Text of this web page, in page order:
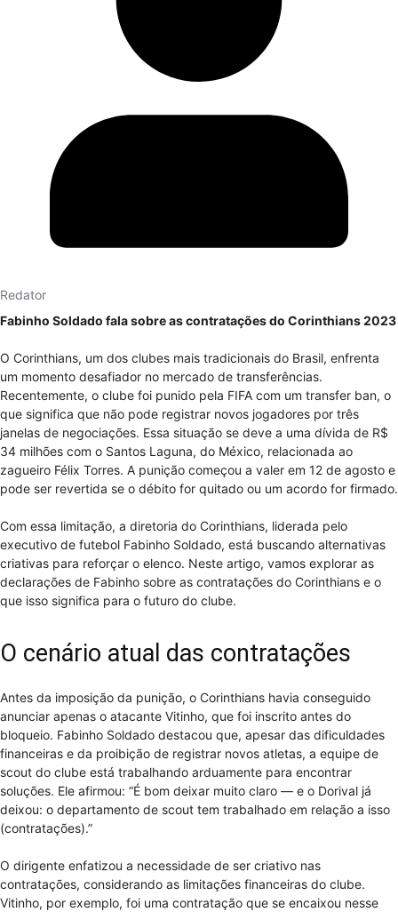
Redator
Fabinho Soldado fala sobre as contratações do Corinthians 2023
O Corinthians, um dos clubes mais tradicionais do Brasil, enfrenta
um momento desafiador no mercado de transferências.
Recentemente, o clube foi punido pela FIFA com um transfer ban, o
que significa que não pode registrar novos jogadores por três
janelas de negociações. Essa situação se deve a uma dívida de R$
34 milhões com o Santos Laguna, do México, relacionada ao
zagueiro Félix Torres. A punição começou a valer em 12 de agosto e
pode ser revertida se o débito for quitado ou um acordo for firmado.
Com essa limitação, a diretoria do Corinthians, liderada pelo
executivo de futebol Fabinho Soldado, está buscando alternativas
criativas para reforçar o elenco. Neste artigo, vamos explorar as
declarações de Fabinho sobre as contratações do Corinthians e o
que isso significa para o futuro do clube.
O cenário atual das contratações
Antes da imposição da punição, o Corinthians havia conseguido
anunciar apenas o atacante Vitinho, que foi inscrito antes do
bloqueio. Fabinho Soldado destacou que, apesar das dificuldades
financeiras e da proibição de registrar novos atletas, a equipe de
scout do clube está trabalhando arduamente para encontrar
soluções. Ele afirmou: “É bom deixar muito claro — e o Dorival já
deixou: o departamento de scout tem trabalhado em relação a isso
(contratações).”
O dirigente enfatizou a necessidade de ser criativo nas
contratações, considerando as limitações financeiras do clube.
Vitinho, por exemplo, foi uma contratação que se encaixou nesse